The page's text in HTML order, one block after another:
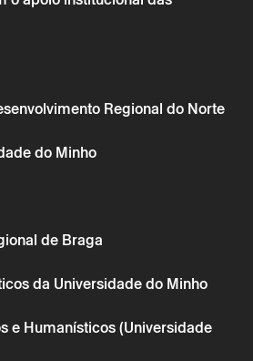
Regional do Norte
do Minho
de Braga
da Universidade do Minho
e Humanísticos (Universidade
concorda com os termos